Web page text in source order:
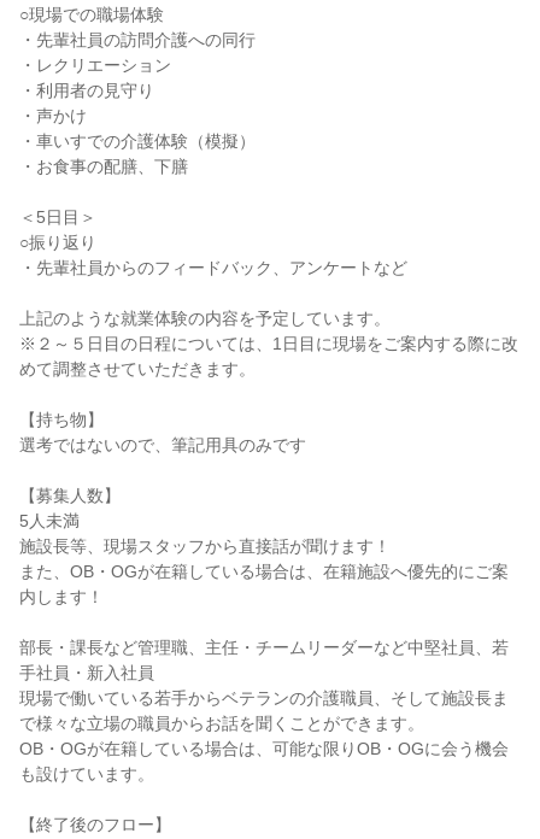
○現場での職場体験
・先輩社員の訪問介護への同行
・レクリエーション
・利用者の見守り
・声かけ
・車いすでの介護体験（模擬）
・お食事の配膳、下膳
＜5日目＞
○振り返り
・先輩社員からのフィードバック、アンケートなど
上記のような就業体験の内容を予定しています。
※２～５日目の日程については、1日目に現場をご案内する際に改
めて調整させていただきます。
【持ち物】
選考ではないので、筆記用具のみです
【募集人数】
5人未満
施設長等、現場スタッフから直接話が聞けます！
また、OB・OGが在籍している場合は、在籍施設へ優先的にご案
内します！
部長・課長など管理職、主任・チームリーダーなど中堅社員、若
手社員・新入社員
現場で働いている若手からベテランの介護職員、そして施設長ま
で様々な立場の職員からお話を聞くことができます。
OB・OGが在籍している場合は、可能な限りOB・OGに会う機会
も設けています。
【終了後のフロー】